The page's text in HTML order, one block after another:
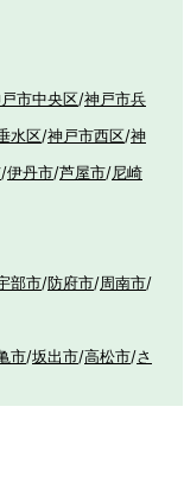
市中央区/神戸市兵
水区/神戸市西区/神
/伊丹市/芦屋市/尼崎
部市/防府市/周南市/
市/坂出市/高松市/さ